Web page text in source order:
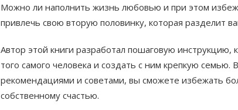
Можно ли наполнить жизнь любовью и при этом
привлечь свою вторую половинку, которая разделит
Автор этой книги разработал пошаговую инструкцию,
того самого человека и создать с ним крепкую семью.
рекомендациями и советами, вы сможете избежать
собственному счастью.